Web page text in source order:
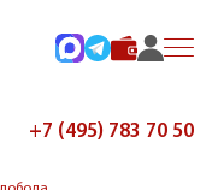
+7 (495) 783 70 50